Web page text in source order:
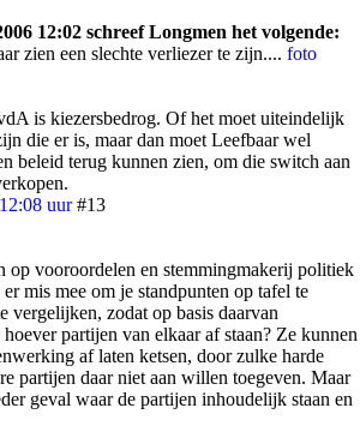
12:02 schreef Longmen het volgende:
zien een slechte verliezer te zijn.... foto
is kiezersbedrog. Of het moet uiteindelijk
die er is, maar dan moet Leefbaar wel
beleid terug kunnen zien, om die switch aan
uur #13
op vooroordelen en stemmingmakerij politiek
mis mee om je standpunten op tafel te
vergelijken, zodat op basis daarvan
partijen van elkaar af staan? Ze kunnen
af laten ketsen, door zulke harde
partijen daar niet aan willen toegeven. Maar
geval waar de partijen inhoudelijk staan en